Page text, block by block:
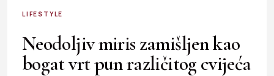
LIFESTYLE
Neodoljiv miris zamišljen kao
bogat vrt pun različitog cvijeća